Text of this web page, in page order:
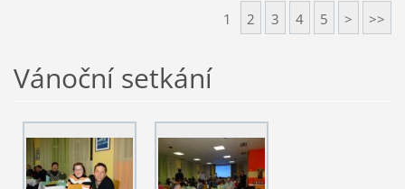
1 2 3 4 5 > >>
Vánoční setkání